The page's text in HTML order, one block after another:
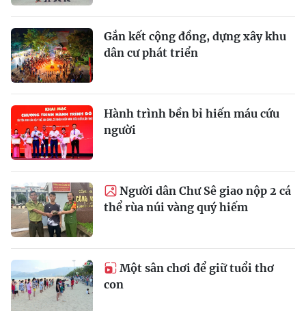
Gắn kết cộng đồng, dựng xây khu
dân cư phát triển
Hành trình bền bỉ hiến máu cứu
người
Người dân Chư Sê giao nộp 2 cá
thể rùa núi vàng quý hiếm
Một sân chơi để giữ tuổi thơ
con